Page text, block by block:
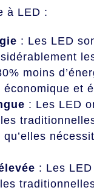
à LED :
: Les LED
moins
et
: Les LED
: Les